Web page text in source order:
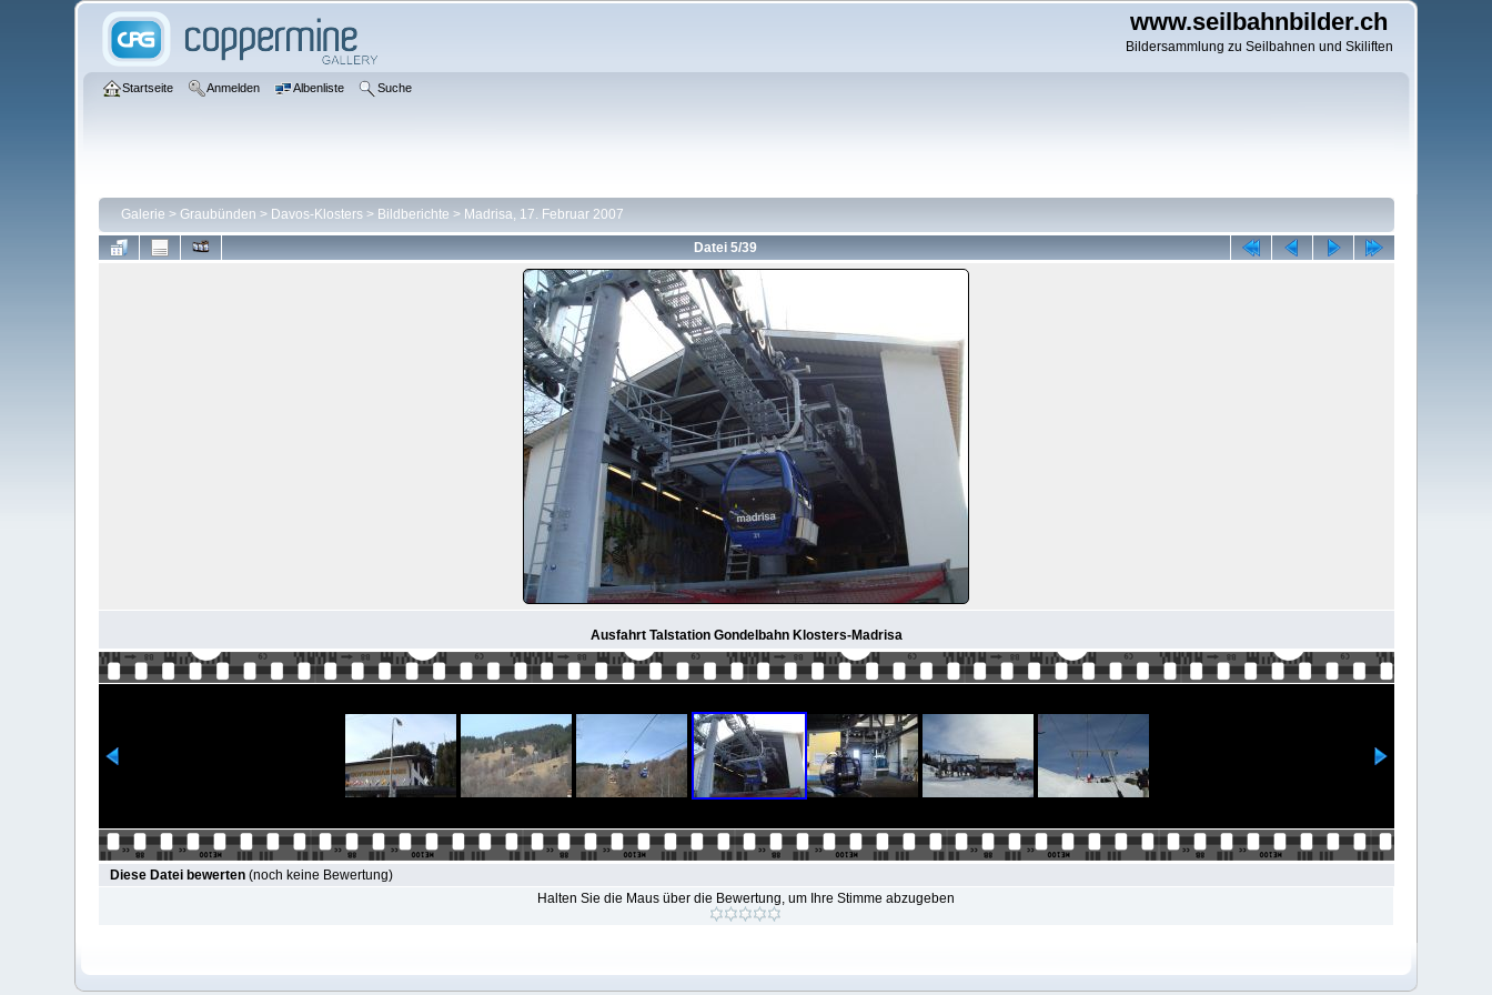
www.seilbahnbilder.ch
Bildersammlung zu Seilbahnen und Skiliften
Startseite Anmelden Albenliste Suche
Galerie > Graubünden > Davos-Klosters> Bildberichte > Madrisa, 17. Februar 2007
Datei 5/39
Ausfahrt Talstation Gondelbahn Klosters-Madrisa
Diese Datei bewerten(noch keine Bewertung)
Halten Sie die Maus über die Bewertung, um Ihre Stimme abzugeben